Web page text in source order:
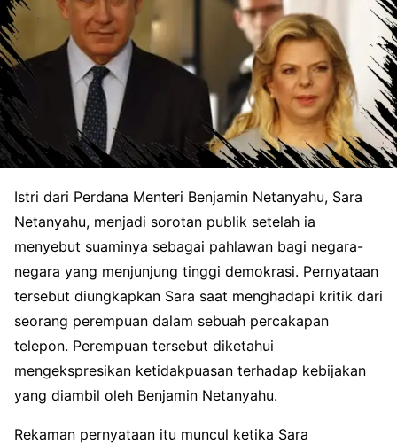
Istri dari Perdana Menteri Benjamin Netanyahu, Sara
Netanyahu, menjadi sorotan publik setelah ia
menyebut suaminya sebagai pahlawan bagi negara-
negara yang menjunjung tinggi demokrasi. Pernyataan
tersebut diungkapkan Sara saat menghadapi kritik dari
seorang perempuan dalam sebuah percakapan
telepon. Perempuan tersebut diketahui
mengekspresikan ketidakpuasan terhadap kebijakan
yang diambil oleh Benjamin Netanyahu.
Rekaman pernyataan itu muncul ketika Sara